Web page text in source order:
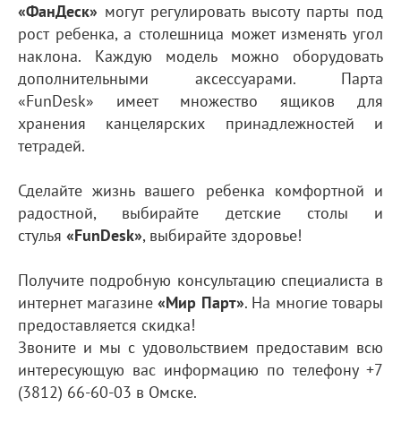
«ФанДеск» могут регулировать высоту парты под
рост ребенка, а столешница может изменять угол
наклона. Каждую модель можно оборудовать
дополнительными аксессуарами. Парта
«FunDesk» имеет множество ящиков для
хранения канцелярских принадлежностей и
тетрадей.
Сделайте жизнь вашего ребенка комфортной и
радостной, выбирайте детские столы и
стулья «FunDesk», выбирайте здоровье!
Получите подробную консультацию специалиста в
интернет магазине «Мир Парт». На многие товары
предоставляется скидка!
Звоните и мы с удовольствием предоставим всю
интересующую вас информацию по телефону +7
(3812) 66-60-03 в Омске.